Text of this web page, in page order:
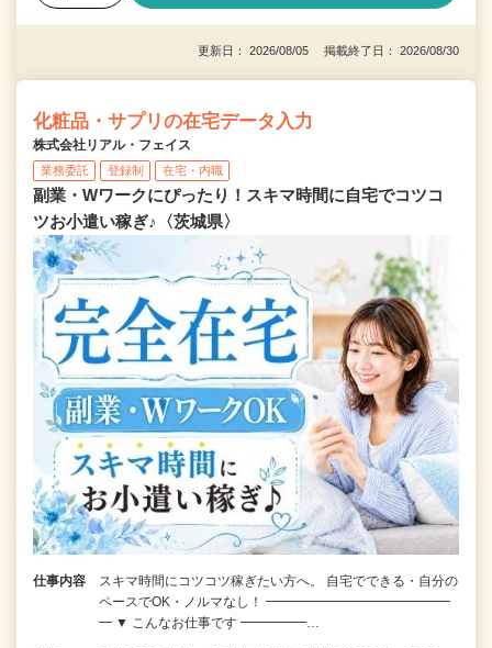
更新日： 2026/08/05 掲載終了日： 2026/08/30
化粧品・サプリの在宅データ入力
株式会社リアル・フェイス
業務委託 登録制 在宅・内職
副業・Wワークにぴったり！スキマ時間に自宅でコツコ
ツお小遣い稼ぎ♪〈茨城県〉
仕事内容
スキマ時間にコツコツ稼ぎたい方へ。 自宅でできる・自分の
ペースでOK・ノルマなし！ ━━━━━━━━━━━━━━
━ ▼ こんなお仕事です ━━━━━…